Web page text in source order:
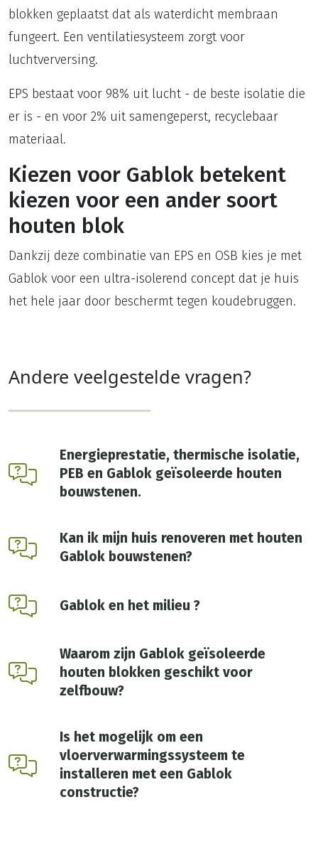
blokken geplaatst dat als waterdicht membraan
fungeert. Een ventilatiesysteem zorgt voor
luchtverversing.
EPS bestaat voor 98% uit lucht - de beste isolatie die
er is - en voor 2% uit samengeperst, recyclebaar
materiaal.
Kiezen voor Gablok betekent
kiezen voor een ander soort
houten blok
Dankzij deze combinatie van EPS en OSB kies je met
Gablok voor een ultra-isolerend concept dat je huis
het hele jaar door beschermt tegen koudebruggen.
Andere veelgestelde vragen?
Energieprestatie, thermische isolatie,
PEB en Gablok geïsoleerde houten
bouwstenen.
Kan ik mijn huis renoveren met houten
Gablok bouwstenen?
Gablok en het milieu ?
Waarom zijn Gablok geïsoleerde
houten blokken geschikt voor
zelfbouw?
Is het mogelijk om een
vloerverwarmingssysteem te
installeren met een Gablok
constructie?